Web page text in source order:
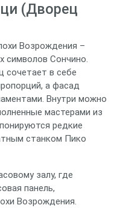
(Дворец
Возрождения –
символов Сончино.
сочетает в себе
а фасад
Внутри можно
мастерами из
редкие
станком Пико
залу, где
панель,
Возрождения.